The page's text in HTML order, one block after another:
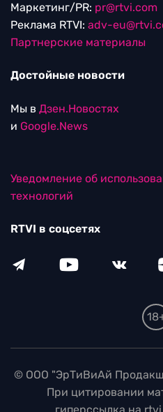
Маркетинг/PR: pr@rtvi.com
Реклама RTVI: adv-
Партнерские материалы
Достойные новости
Мы в Дзен.Новостях
и Google.News
Уведомление об
технологий
RTVI в соцсетях
© ООО "ЭрТиВиАй
При цитировании